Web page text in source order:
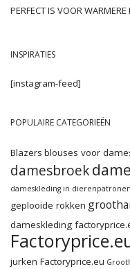
PERFECT IS VOOR WARMERE
INSPIRATIES
[instagram-feed]
POPULAIRE CATEGORIEËN
Blazers blouses voor
damesbroek
dameskleding in dierenpatronen
geplooide rokken
dameskleding
jurken Factoryprice.eu